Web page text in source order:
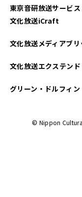
2025年
2024
2024
東京音研放送サービス
文化放送iCraft
文化放送メディアブリ
文化放送エクステンド
グリーン・ドルフィン
© Nippon